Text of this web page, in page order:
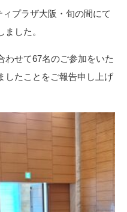
プラザ大阪・旬の間にて
した。
わせて67名のご参加をいた
したことをご報告申し上げ